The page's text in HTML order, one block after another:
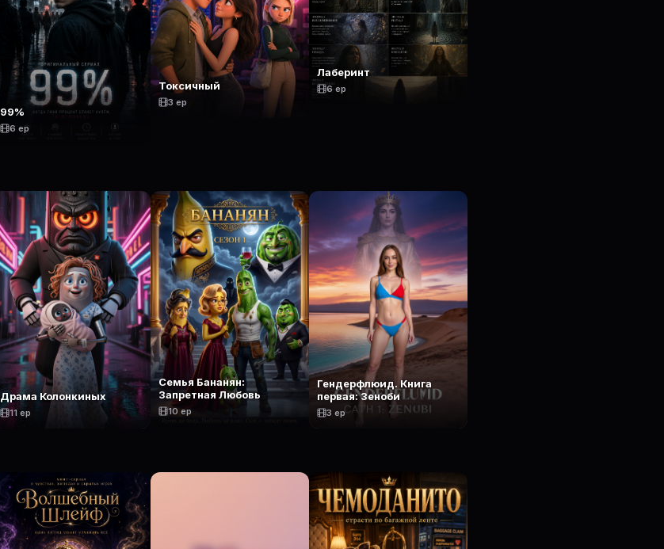
99%
6 ep
Токсичный
3 ep
Лаберинт
6 ep
Драма Колонкиных
11 ep
Семья Бананян:
Запретная Любовь
10 ep
Гендерфлюид. Книга
первая: Зеноби
3 ep